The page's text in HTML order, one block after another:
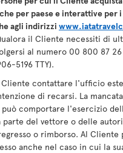
per paese e interattive per i
agli indirizzi
il Cliente necessiti di
al numero 00 800 87
5196 TTY).
Cliente contattare l'ufficio
di recarsi. La
comportare l'esercizio
parte del vettore o delle
o rimborso. Al Cliente
anche nel caso in cui la